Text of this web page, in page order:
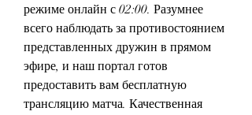
режиме онлайн с 02:00. Разумнее
всего наблюдать за противостоянием
представленных дружин в прямом
эфире, и наш портал готов
предоставить вам бесплатную
трансляцию матча. Качественная